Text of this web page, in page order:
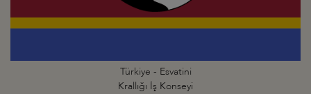
Türkiye - Esvatini
Krallığı İş Konseyi